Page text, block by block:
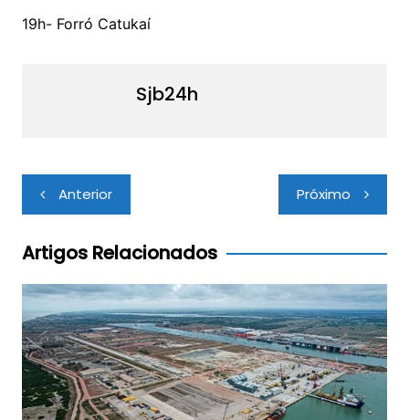
19h- Forró Catukaí
Sjb24h
Navegação
de
Post
Anterior Próximo
Artigos Relacionados